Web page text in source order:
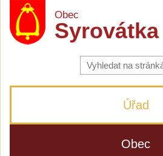
Obec
Syrovátka
Vyhledávání
na
stránkách
Úřad
Obec